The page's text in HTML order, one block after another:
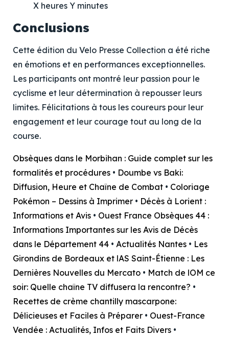
X heures Y minutes
Conclusions
Cette édition du Velo Presse Collection a été riche
en émotions et en performances exceptionnelles.
Les participants ont montré leur passion pour le
cyclisme et leur détermination à repousser leurs
limites. Félicitations à tous les coureurs pour leur
engagement et leur courage tout au long de la
course.
Obsèques dans le Morbihan : Guide complet sur les
formalités et procédures • Doumbe vs Baki:
Diffusion, Heure et Chaîne de Combat • Coloriage
Pokémon – Dessins à Imprimer • Décès à Lorient :
Informations et Avis • Ouest France Obsèques 44 :
Informations Importantes sur les Avis de Décès
dans le Département 44 • Actualités Nantes • Les
Girondins de Bordeaux et lAS Saint-Étienne : Les
Dernières Nouvelles du Mercato • Match de lOM ce
soir: Quelle chaîne TV diffusera la rencontre? •
Recettes de crème chantilly mascarpone:
Délicieuses et Faciles à Préparer • Ouest-France
Vendée : Actualités, Infos et Faits Divers •